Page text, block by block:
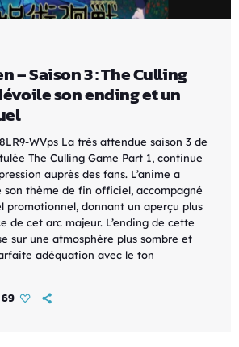
– Saison 3 : The Culling
son ending et un
WVps La très attendue saison 3 de
The Culling Game Part 1, continue
auprès des fans. L’anime a
son thème de fin officiel, accompagné
promotionnel, donnant un aperçu plus
de cet arc majeur. L’ending de cette
sur une atmosphère plus sombre et
adéquation avec le ton
69